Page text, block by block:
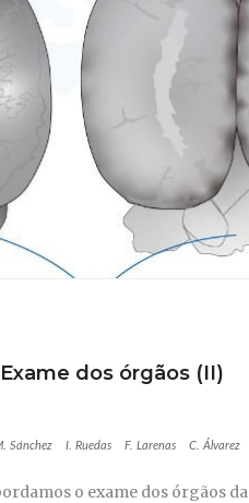
dos órgãos (II)
Sánchez I. Ruedas F. Larenas C. Álvarez
o exame dos órgãos